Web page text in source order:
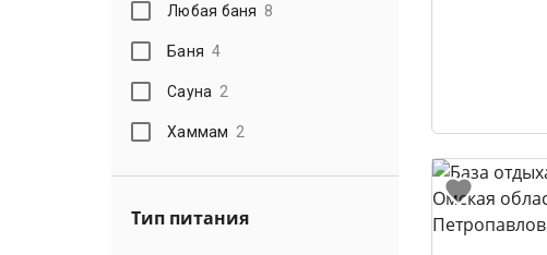
Любая баня 8
Баня 4
Сауна 2
Хаммам 2
Тип питания